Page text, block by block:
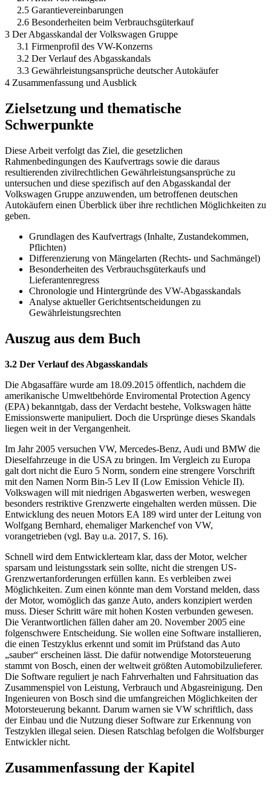
2.5 Garantievereinbarungen
2.6 Besonderheiten beim Verbrauchsgüterkauf
3 Der Abgasskandal der Volkswagen Gruppe
3.1 Firmenprofil des VW-Konzerns
3.2 Der Verlauf des Abgasskandals
3.3 Gewährleistungsansprüche deutscher Autokäufer
4 Zusammenfassung und Ausblick
Zielsetzung und thematische
Schwerpunkte
Diese Arbeit verfolgt das Ziel, die gesetzlichen
Rahmenbedingungen des Kaufvertrags sowie die daraus
resultierenden zivilrechtlichen Gewährleistungsansprüche zu
untersuchen und diese spezifisch auf den Abgasskandal der
Volkswagen Gruppe anzuwenden, um betroffenen deutschen
Autokäufern einen Überblick über ihre rechtlichen Möglichkeiten zu
geben.
Grundlagen des Kaufvertrags (Inhalte, Zustandekommen,
Pflichten)
Differenzierung von Mängelarten (Rechts- und Sachmängel)
Besonderheiten des Verbrauchsgüterkaufs und
Lieferantenregress
Chronologie und Hintergründe des VW-Abgasskandals
Analyse aktueller Gerichtsentscheidungen zu
Gewährleistungsrechten
Auszug aus dem Buch
3.2 Der Verlauf des Abgasskandals
Die Abgasaffäre wurde am 18.09.2015 öffentlich, nachdem die
amerikanische Umweltbehörde Enviromental Protection Agency
(EPA) bekanntgab, dass der Verdacht bestehe, Volkswagen hätte
Emissionswerte manipuliert. Doch die Ursprünge dieses Skandals
liegen weit in der Vergangenheit.
Im Jahr 2005 versuchen VW, Mercedes-Benz, Audi und BMW die
Dieselfahrzeuge in die USA zu bringen. Im Vergleich zu Europa
galt dort nicht die Euro 5 Norm, sondern eine strengere Vorschrift
mit den Namen Norm Bin-5 Lev II (Low Emission Vehicle II).
Volkswagen will mit niedrigen Abgaswerten werben, weswegen
besonders restriktive Grenzwerte eingehalten werden müssen. Die
Entwicklung des neuen Motors EA 189 wird unter der Leitung von
Wolfgang Bernhard, ehemaliger Markenchef von VW,
vorangetrieben (vgl. Bay u.a. 2017, S. 16).
Schnell wird dem Entwicklerteam klar, dass der Motor, welcher
sparsam und leistungsstark sein sollte, nicht die strengen US-
Grenzwertanforderungen erfüllen kann. Es verbleiben zwei
Möglichkeiten. Zum einen könnte man dem Vorstand melden, dass
der Motor, womöglich das ganze Auto, anders konzipiert werden
muss. Dieser Schritt wäre mit hohen Kosten verbunden gewesen.
Die Verantwortlichen fällen daher am 20. November 2005 eine
folgenschwere Entscheidung. Sie wollen eine Software installieren,
die einen Testzyklus erkennt und somit im Prüfstand das Auto
„sauber“ erscheinen lässt. Die dafür notwendige Motorsteuerung
stammt von Bosch, einen der weltweit größten Automobilzulieferer.
Die Software reguliert je nach Fahrverhalten und Fahrsituation das
Zusammenspiel von Leistung, Verbrauch und Abgasreinigung. Den
Ingenieuren von Bosch sind die umfangreichen Möglichkeiten der
Motorsteuerung bekannt. Darum warnen sie VW schriftlich, dass
der Einbau und die Nutzung dieser Software zur Erkennung von
Testzyklen illegal seien. Diesen Ratschlag befolgen die Wolfsburger
Entwickler nicht.
Zusammenfassung der Kapitel